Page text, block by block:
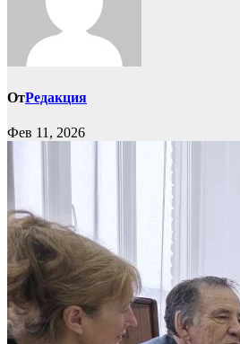
ОтРедакция
Фев 11, 2026